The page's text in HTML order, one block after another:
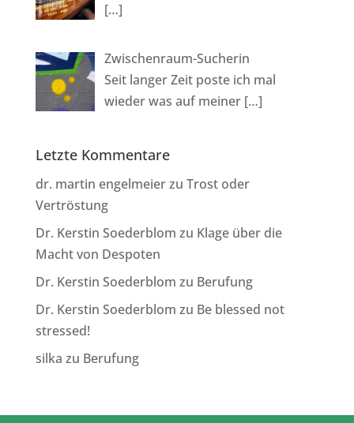
[…]
Zwischenraum-Sucherin
Seit langer Zeit poste ich mal
wieder was auf meiner […]
Letzte Kommentare
dr. martin engelmeierzu Trost oder
Vertröstung
Dr. Kerstin Soederblom zu Klage über die
Macht von Despoten
Dr. Kerstin Soederblom zu Berufung
Dr. Kerstin Soederblom zu Be blessed not
stressed!
silka zu Berufung